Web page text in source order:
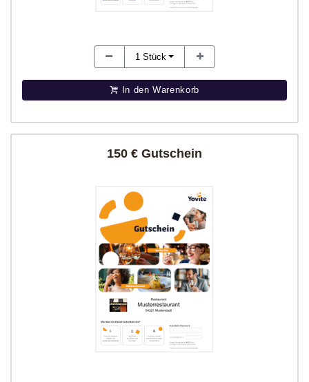
1 Stück
In den Warenkorb
150 € Gutschein